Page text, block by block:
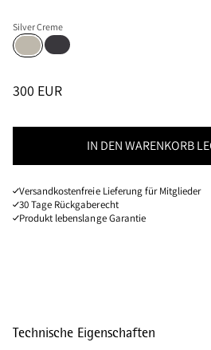
Silver Creme
Silver Creme
Raven
PREIS: 300 EUR, REDUZIERT VON
300 EUR
IN DEN WARENKORB
Versandkostenfreie Lieferung für Mitglieder
30 Tage Rückgaberecht
Produkt lebenslange Garantie
Technische Eigenschaften